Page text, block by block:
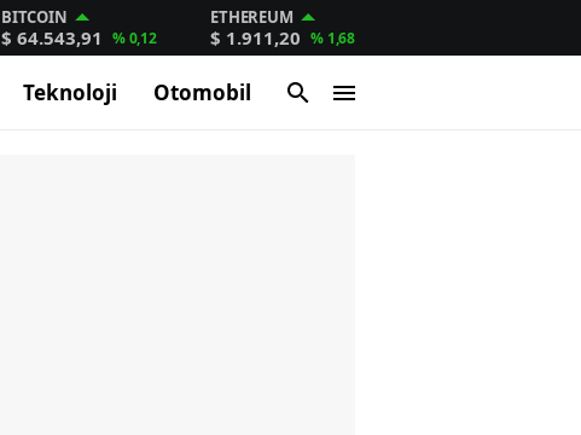
BITCOIN
$ 64.543,91 % 0,12
ETHEREUM
$ 1.911,20 % 1,68
Teknoloji Otomobil